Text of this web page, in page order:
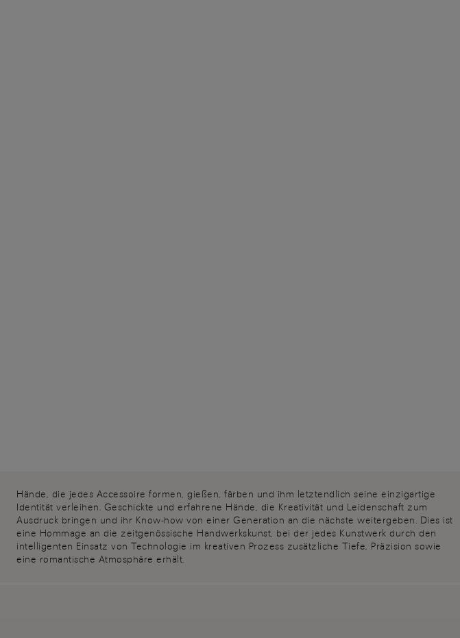
Hände, die jedes Accessoire formen, gießen, färben und ihm letztendlich seine einzigartige
Identität verleihen. Geschickte und erfahrene Hände, die Kreativität und Leidenschaft zum
Ausdruck bringen und ihr Know-how von einer Generation an die nächste weitergeben. Dies ist
eine Hommage an die zeitgenössische Handwerkskunst, bei der jedes Kunstwerk durch den
intelligenten Einsatz von Technologie im kreativen Prozess zusätzliche Tiefe, Präzision sowie
eine romantische Atmosphäre erhält.